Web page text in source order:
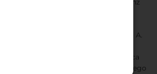
Continúa por la Av. Pres. Roque Sáenz
Gira a la derecha en la Av. Pres. Julio A.
Continúa por la Av. Pres. Julio A. Roca
hasta la rotonda de Adolfo Alsina, luego